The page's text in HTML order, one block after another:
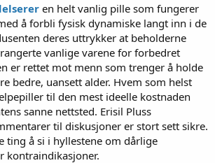
en helt vanlig pille som fungerer
å forbli fysisk dynamiske langt inn i de
deres uttrykker at beholderne
vanlige varene for forbedret
er rettet mot menn som trenger å holde
bedre, uansett alder. Hvem som helst
til den mest ideelle kostnaden
sanne nettsted. Erisil Pluss
til diskusjoner er stort sett sikre.
ting å si i hyllestene om dårlige
kontraindikasjoner.